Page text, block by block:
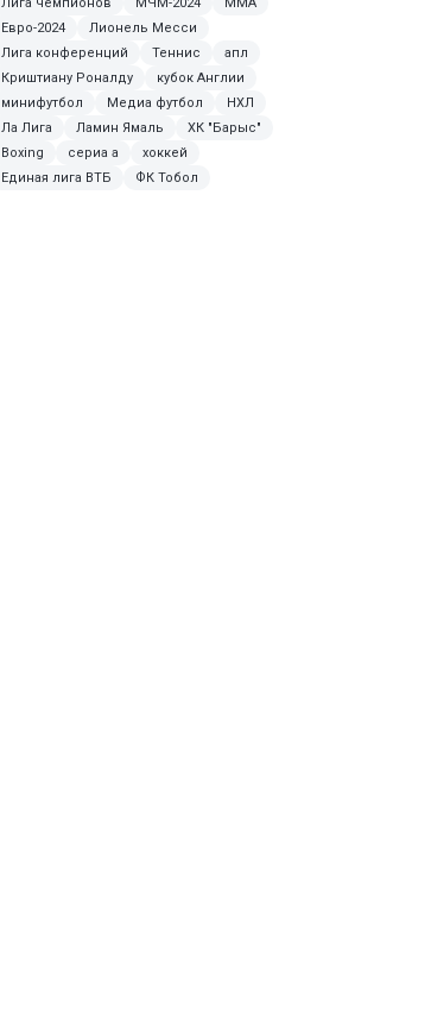
Лига чемпионов
МЧМ-2024
ММА
Евро-2024
Лионель Месси
Лига конференций
Теннис
апл
Криштиану Роналду
кубок Англии
минифутбол
Медиа футбол
НХЛ
Ла Лига
Ламин Ямаль
ХК "Барыс"
Boxing
сериа а
хоккей
Единая лига ВТБ
ФК Тобол